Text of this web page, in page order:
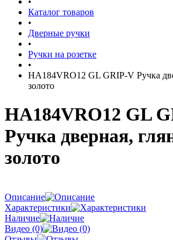
Каталог товаров
•
Дверные ручки
•
Ручки на розетке
•
HA184VRO12 GL GRIP-V Ручка
золото
HA184VRO12 GL
Ручка дверная,
золото
Описание
Характеристики
Наличие
Видео (0)